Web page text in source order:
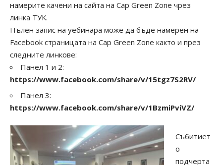
намерите качени на сайта на Cap Green Zone чрез
линка ТУК.
Пълен запис на уебинара може да бъде намерен на
Facebook страницата на Cap Green Zone както и през
следните линкове:
Панел 1 и 2:
https://www.facebook.com/share/v/15tgz7S2RV/
Панел 3:
https://www.facebook.com/share/v/1BzmiPviVZ/
Събитиет
о
подчерта